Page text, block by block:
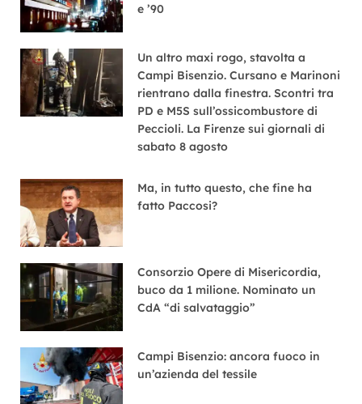
e ’90
Un altro maxi rogo, stavolta a
Campi Bisenzio. Cursano e Marinoni
rientrano dalla finestra. Scontri tra
PD e M5S sull’ossicombustore di
Peccioli. La Firenze sui giornali di
sabato 8 agosto
Ma, in tutto questo, che fine ha
fatto Paccosi?
Consorzio Opere di Misericordia,
buco da 1 milione. Nominato un
CdA “di salvataggio”
Campi Bisenzio: ancora fuoco in
un’azienda del tessile